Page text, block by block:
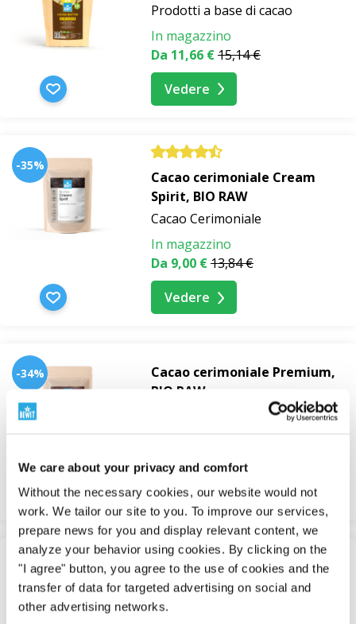
We care about your privacy and comfort
Without the necessary cookies, our website would not
work. We tailor our site to you. To improve our services,
prepare news for you and display relevant content, we
analyze your behavior using cookies. By clicking on the
"I agree" button, you agree to the use of cookies and the
transfer of data for targeted advertising on social and
other advertising networks.
Prodotti a base di cacao
In magazzino
Da 11,66 €15,14 €
Vedere
-35%
Cacao cerimoniale Cream
Spirit, BIO RAW
Cacao Cerimoniale
In magazzino
Da 9,00 €13,84 €
Vedere
-34%
Cacao cerimoniale Premium,
BIO RAW
Vedere
-35%
Cacao cerimoniale Pure, BIO
RAW